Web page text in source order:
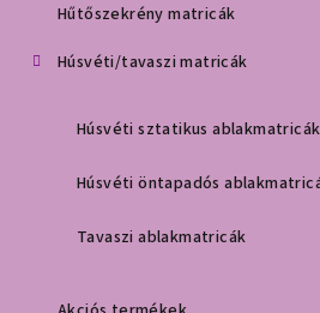
Hűtőszekrény matricák
Húsvéti/tavaszi matricák
Húsvéti sztatikus ablakmatricák
Húsvéti öntapadós
Tavaszi ablakmatricák